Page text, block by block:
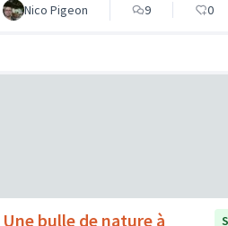
Nico Pigeon
9 0
Une bulle de nature à